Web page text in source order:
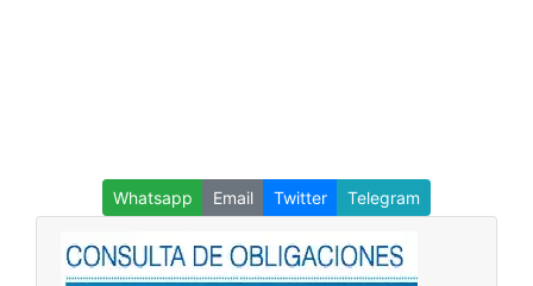
Whatsapp Email Twitter Telegram